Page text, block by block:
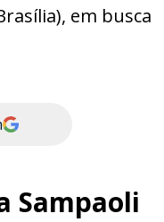
em busca
Sampaoli